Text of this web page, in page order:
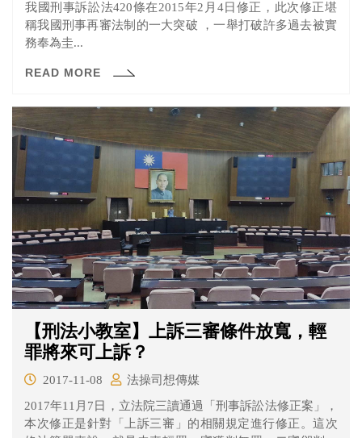
我國刑事訴訟法420條在2015年2月4日修正，此次修正堪
稱我國刑事再審法制的一大突破 ，一舉打破許多過去被實
務奉為圭...
READ MORE
【刑法小教室】上訴三審條件放寬，輕
罪將來可上訴？
2017-11-08
法操司想傳媒
2017年11月7日，立法院三讀通過「刑事訴訟法修正案」，
本次修正是針對「上訴三審」的相關規定進行修正。這次